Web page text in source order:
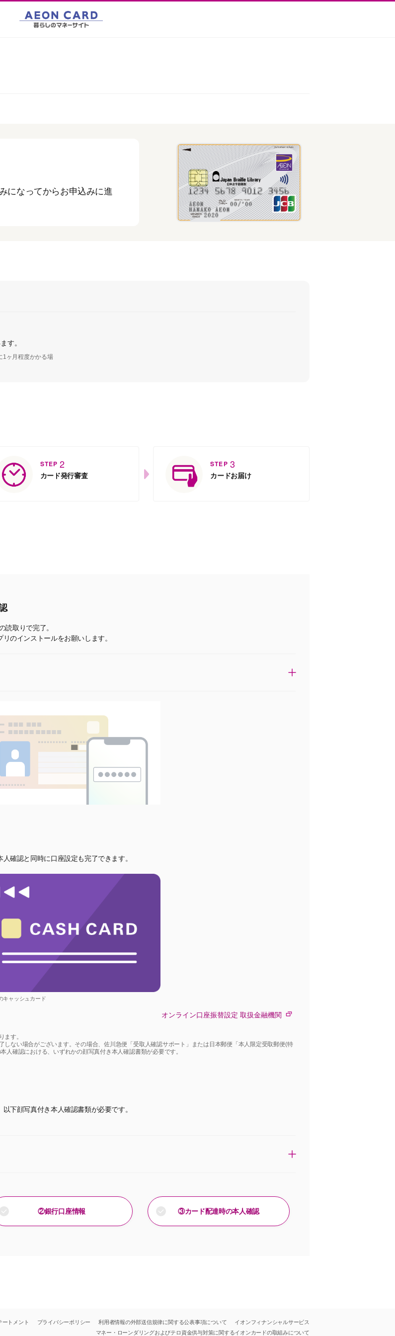
になってからお申込みに進
す。
1ヶ月程度かかる場
STEP 2
カード発行審査
STEP 3
カードお届け
読取りで完了。
のインストールをお願いします。
確認と同時に口座設定も完了できます。
キャッシュカード
オンライン口座振替設定 取扱金融機関
す。
ない場合がございます。その場合、佐川急便「受取人確認サポート」または日本郵便「本人限定受取郵便(特
人確認における、いずれかの顔写真付き本人確認書類が必要です。
下顔写真付き本人確認書類が必要です。
②銀行口座情報 ③カード配達時の本人確認
ートメント プライバシーポリシー 利用者情報の外部送信規律に関する公表事項について
イオンフィナンシャルサービス
マネー・ローンダリングおよびテロ資金供与対策に関するイオンカードの取組みについて